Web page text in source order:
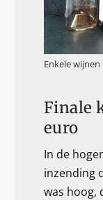
Enkele
Finale
euro
In de
inzending
was hoog,